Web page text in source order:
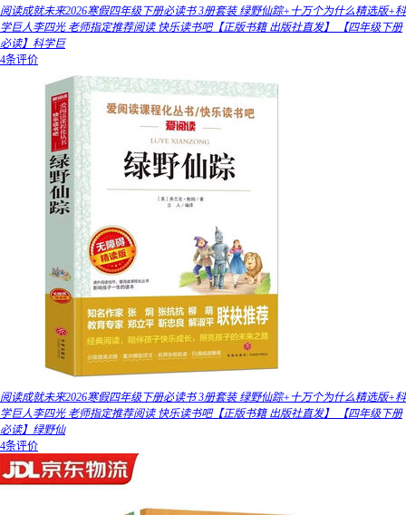
阅读成就未来2026寒假四年级下册必读书 3册套装 绿野仙踪+十万个为什么精选版+科
学巨人李四光 老师指定推荐阅读 快乐读书吧【正版书籍 出版社直发】 【四年级下册
必读】科学巨
4条评价
阅读成就未来2026寒假四年级下册必读书 3册套装 绿野仙踪+十万个为什么精选版+科
学巨人李四光 老师指定推荐阅读 快乐读书吧【正版书籍 出版社直发】 【四年级下册
必读】绿野仙
4条评价